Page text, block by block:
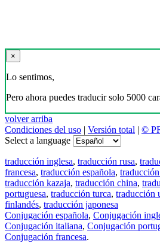
×
Lo sentimos,
Pero ahora puedes traducir solo 5000
volver arriba
Condiciones del uso | Versión total | ©
Select a language
traducción inglesa, traducción rusa,
francesa, traducción española,
traducción kazaja, traducción china,
portuguesa, traducción turca, traducción
finlandés, traducción japonesa
Conjugación española, Conjugación
Conjugación italiana, Conjugación
Conjugación francesa.